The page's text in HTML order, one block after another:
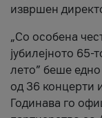
извршен
„Со особена
јубилејното
лето” беше
од 36 концерти
Годинава го